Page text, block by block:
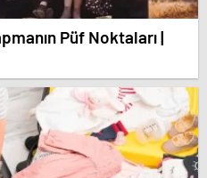
Püf Noktaları |